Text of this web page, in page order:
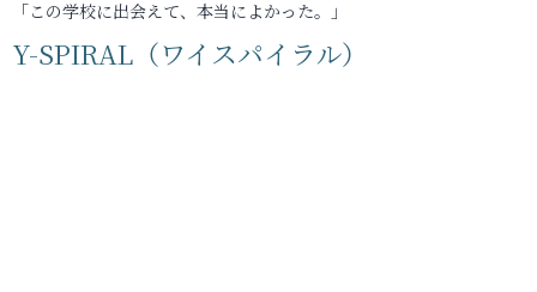
「この学校に出会えて、本当によかった。」
Y-SPIRAL（ワイスパイラル）